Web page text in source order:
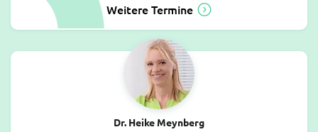
Weitere Termine
Dr. Heike Meynberg